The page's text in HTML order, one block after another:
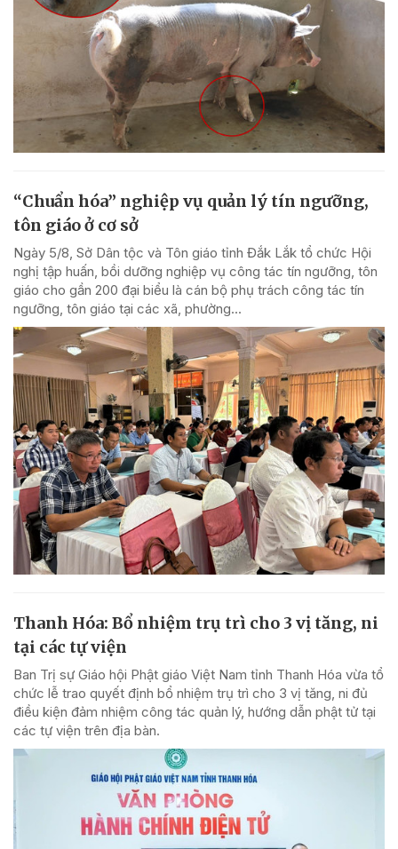
“Chuẩn hóa” nghiệp vụ quản lý tín ngưỡng,
tôn giáo ở cơ sở
Ngày 5/8, Sở Dân tộc và Tôn giáo tỉnh Đắk Lắk tổ chức Hội
nghị tập huấn, bồi dưỡng nghiệp vụ công tác tín ngưỡng, tôn
giáo cho gần 200 đại biểu là cán bộ phụ trách công tác tín
ngưỡng, tôn giáo tại các xã, phường...
Thanh Hóa: Bổ nhiệm trụ trì cho 3 vị tăng, ni
tại các tự viện
Ban Trị sự Giáo hội Phật giáo Việt Nam tỉnh Thanh Hóa vừa tổ
chức lễ trao quyết định bổ nhiệm trụ trì cho 3 vị tăng, ni đủ
điều kiện đảm nhiệm công tác quản lý, hướng dẫn phật tử tại
các tự viện trên địa bàn.